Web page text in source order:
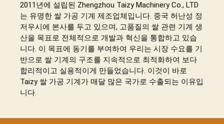
2011년에 설립된 Zhengzhou Taizy Machinery Co., LTD
는 유명한 쌀 가공 기계 제조업체입니다. 중국 허난성 정
저우시에 본사를 두고 있으며, 고품질의 쌀 관련 기계 생
산을 목표로 전체적으로 개발과 혁신을 통합하고 있습
니다. 이 목표에 동기를 부여하여 우리는 시장 수요를 기
반으로 쌀 기계의 구조를 지속적으로 최적화하여 보다
합리적이고 실용적이게 만들었습니다. 이것이 바로
Taizy 쌀 가공 기계가 매달 많은 국가로 수출되는 이유입
니다.